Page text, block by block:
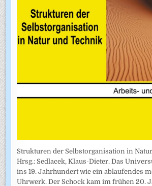
Strukturen der Selbstorganisation in
Hrsg.: Sedlacek, Klaus-Dieter. Das
ins 19. Jahrhundert wie ein ablaufendes
Uhrwerk. Der Schock kam im frühen 20.